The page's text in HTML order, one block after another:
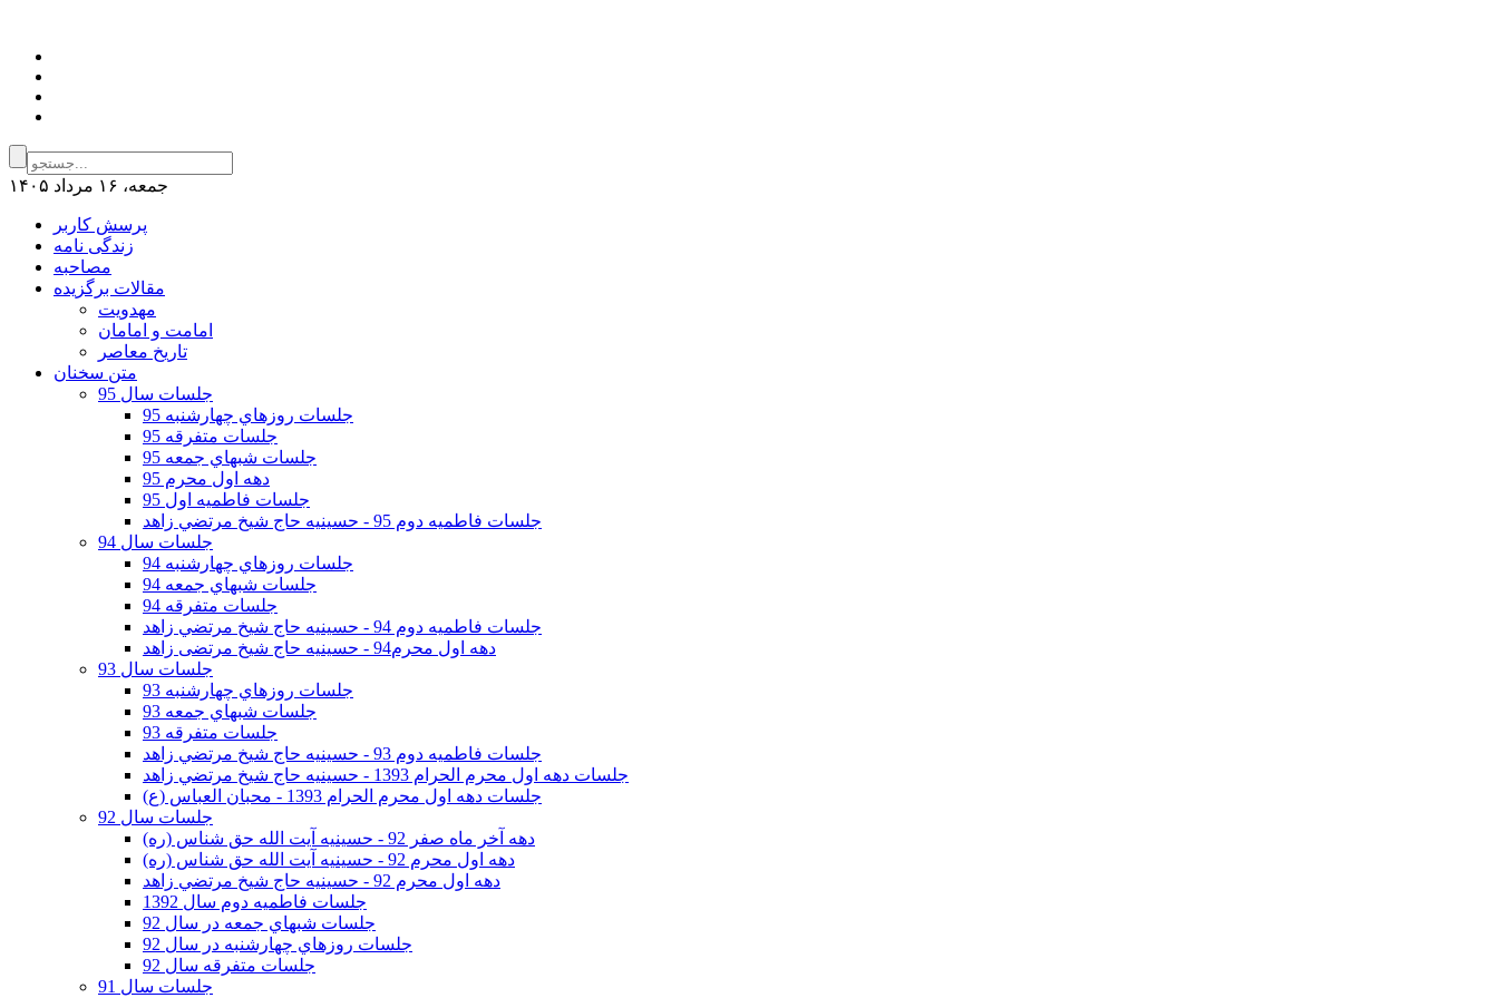
جمعه، ۱۶ مرداد ۱۴۰۵
پرسش کاربر
زندگی نامه
مصاحبه
مقالات برگزیده
مهدویت
امامت و امامان
تاریخ معاصر
متن سخنان
جلسات سال 95
جلسات روزهاي چهارشنبه 95
جلسات متفرقه 95
جلسات شبهاي جمعه 95
دهه اول محرم 95
جلسات فاطمیه اول 95
جلسات فاطمیه دوم 95 - حسينيه حاج شيخ مرتضي زاهد
جلسات سال 94
جلسات روزهاي چهارشنبه 94
جلسات شبهاي جمعه 94
جلسات متفرقه 94
جلسات فاطميه دوم 94 - حسينيه حاج شيخ مرتضي زاهد
دهه اول محرم94 - حسینیه حاج شیخ مرتضی زاهد
جلسات سال 93
جلسات روزهاي چهارشنبه 93
جلسات شبهاي جمعه 93
جلسات متفرقه 93
جلسات فاطميه دوم 93 - حسينيه حاج شيخ مرتضي زاهد
جلسات دهه اول محرم الحرام 1393 - حسينيه حاج شيخ مرتضي زاهد
جلسات دهه اول محرم الحرام 1393 - محبان العباس (ع)
جلسات سال 92
دهه آخر ماه صفر 92 - حسينيه آيت الله حق شناس (ره)
دهه اول محرم 92 - حسينيه آيت الله حق شناس (ره)
دهه اول محرم 92 - حسينيه حاج شيخ مرتضي زاهد
جلسات فاطميه دوم سال 1392
جلسات شبهاي جمعه در سال 92
جلسات روزهاي چهارشنبه در سال 92
جلسات متفرقه سال 92
جلسات سال 91